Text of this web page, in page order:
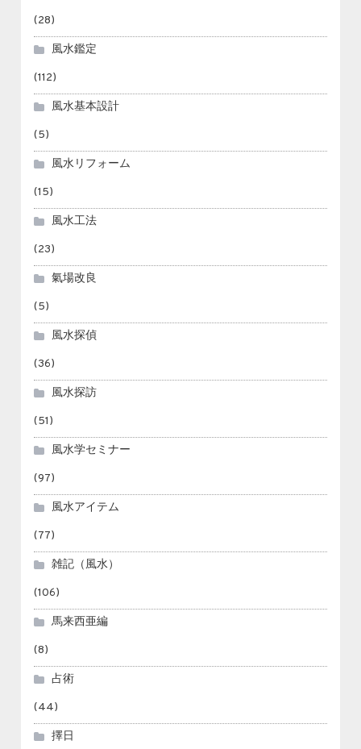
(28)
風水鑑定
(112)
風水基本設計
(5)
風水リフォーム
(15)
風水工法
(23)
氣場改良
(5)
風水探偵
(36)
風水探訪
(51)
風水学セミナー
(97)
風水アイテム
(77)
雑記（風水）
(106)
馬来西亜編
(8)
占術
(44)
擇日